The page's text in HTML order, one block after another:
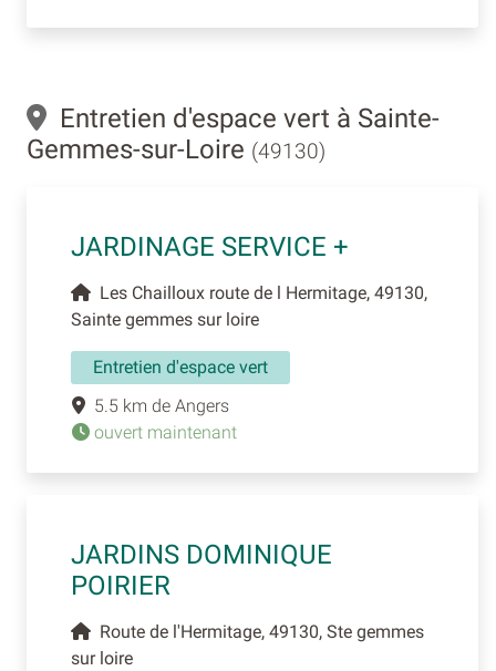
Entretien d'espace vert à Sainte-
Gemmes-sur-Loire (49130)
JARDINAGE SERVICE +
Les Chailloux route de l Hermitage, 49130,
Sainte gemmes sur loire
Entretien d'espace vert
5.5 km de Angers
ouvert maintenant
JARDINS DOMINIQUE
POIRIER
Route de l'Hermitage, 49130, Ste gemmes
sur loire